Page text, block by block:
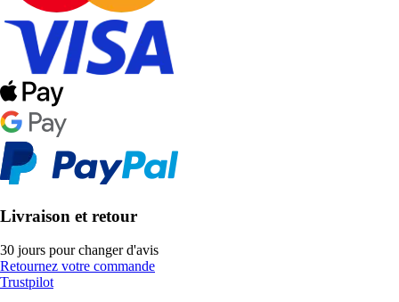
Livraison et retour
30 jours pour changer d'avis
Retournez votre commande
Trustpilot